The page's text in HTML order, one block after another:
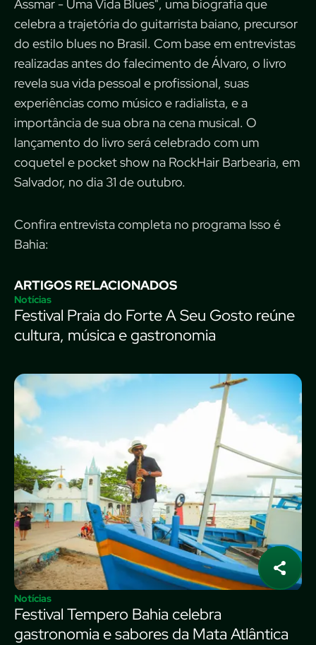
Assmar - Uma Vida Blues", uma biografia que
celebra a trajetória do guitarrista baiano, precursor
do estilo blues no Brasil. Com base em entrevistas
realizadas antes do falecimento de Álvaro, o livro
revela sua vida pessoal e profissional, suas
experiências como músico e radialista, e a
importância de sua obra na cena musical. O
lançamento do livro será celebrado com um
coquetel e pocket show na RockHair Barbearia, em
Salvador, no dia 31 de outubro.
Confira entrevista completa no programa Isso é
Bahia:
ARTIGOS RELACIONADOS
Notícias
Festival Praia do Forte A Seu Gosto reúne
cultura, música e gastronomia
Notícias
Festival Tempero Bahia celebra
gastronomia e sabores da Mata Atlântica